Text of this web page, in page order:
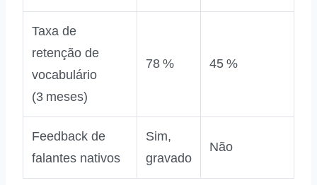
Taxa de
retenção de
vocabulário
(3 meses)
78 % 45 %
Feedback de
falantes nativos
Sim,
gravado
Não